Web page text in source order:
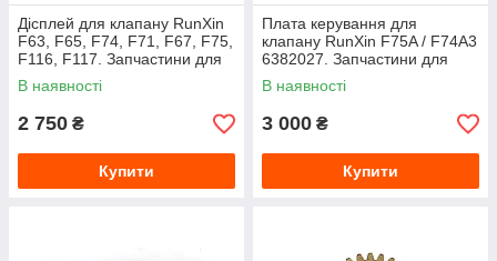
Дісплей для клапану RunXin
F63, F65, F74, F71, F67, F75,
F116, F117. Запчастини для
клапанів RX
В наявності
2 750 ₴
Купити
Плата керування для
клапану RunXin F75A / F74A3
6382027. Запчастини для
клапанів RX
В наявності
3 000 ₴
Купити